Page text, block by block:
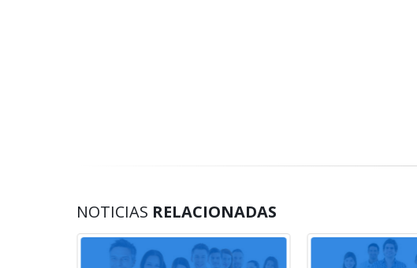
NOTICIAS RELACIONADAS